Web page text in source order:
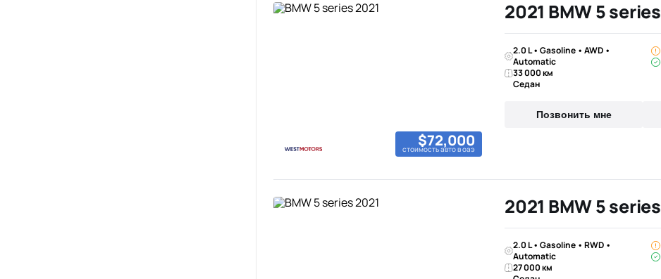
$72,000
стоимость авто в оаэ
2021 BMW 5 series
2.0 L • Gasoline • AWD •
Automatic
33 000 км
Седан
Позвонить мне
2021 BMW 5 series
2.0 L • Gasoline • RWD •
Automatic
27 000 км